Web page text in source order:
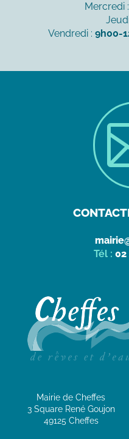
Mercredi :
Vendredi : 9h00-
Tél : 02
Mairie de Cheffes
3 Square René Goujon
49125 Cheffes